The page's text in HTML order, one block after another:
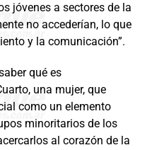
jóvenes a sectores de la
no accederían, lo que
y la comunicación”.
qué es
una mujer, que
como un elemento
minoritarios de los
al corazón de la